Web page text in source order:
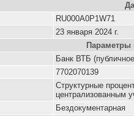
RU000A0P1W71
23 января 2024 г.
Параметры
Банк ВТБ
7702070139
Cтруктурные
централизованным
Бездокументарная